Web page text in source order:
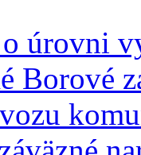
o úrovni
Borové